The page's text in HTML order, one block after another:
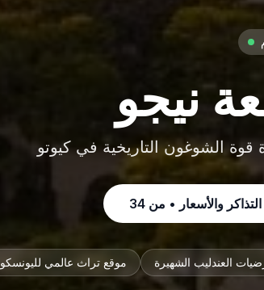
نيجو
الشوغون التاريخية في كيوتو
والأسعار • من
موقع تراث عالمي لليونسكو العندليب الشهيرة